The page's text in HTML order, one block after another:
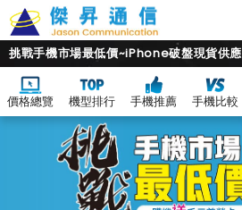
挑戰手機市場最低價~iPhone破盤現貨供應
價格總覽 機型排行 手機推薦 手機比較